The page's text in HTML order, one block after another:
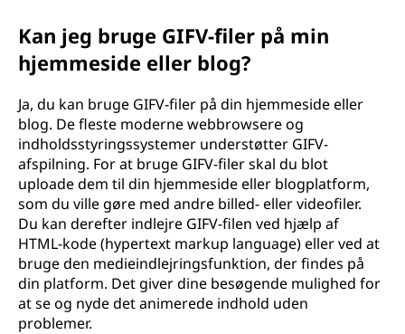
Kan jeg bruge GIFV-filer på min
hjemmeside eller blog?
Ja, du kan bruge GIFV-filer på din hjemmeside eller
blog. De fleste moderne webbrowsere og
indholdsstyringssystemer understøtter GIFV-
afspilning. For at bruge GIFV-filer skal du blot
uploade dem til din hjemmeside eller blogplatform,
som du ville gøre med andre billed- eller videofiler.
Du kan derefter indlejre GIFV-filen ved hjælp af
HTML-kode (hypertext markup language) eller ved at
bruge den medieindlejringsfunktion, der findes på
din platform. Det giver dine besøgende mulighed for
at se og nyde det animerede indhold uden
problemer.